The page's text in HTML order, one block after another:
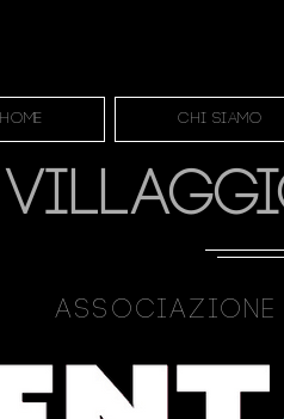
HOME Chi siamo
Associazione